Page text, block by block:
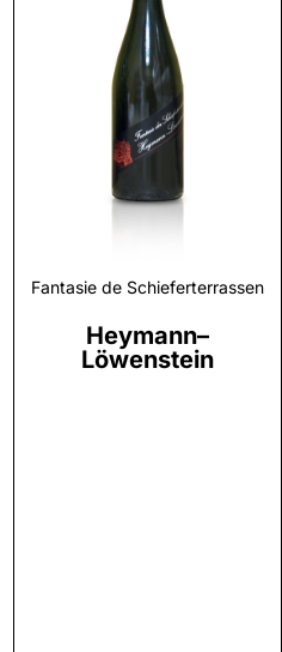
Fantasie de Schieferterrassen
Heymann–
Löwenstein
Discover